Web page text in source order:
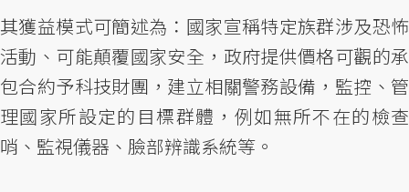
其獲益模式可簡述為：國家宣稱特定族群涉及恐怖
活動、可能顛覆國家安全，政府提供價格可觀的承
包合約予科技財團，建立相關警務設備，監控、管
理國家所設定的目標群體，例如無所不在的檢查
哨、監視儀器、臉部辨識系統等。